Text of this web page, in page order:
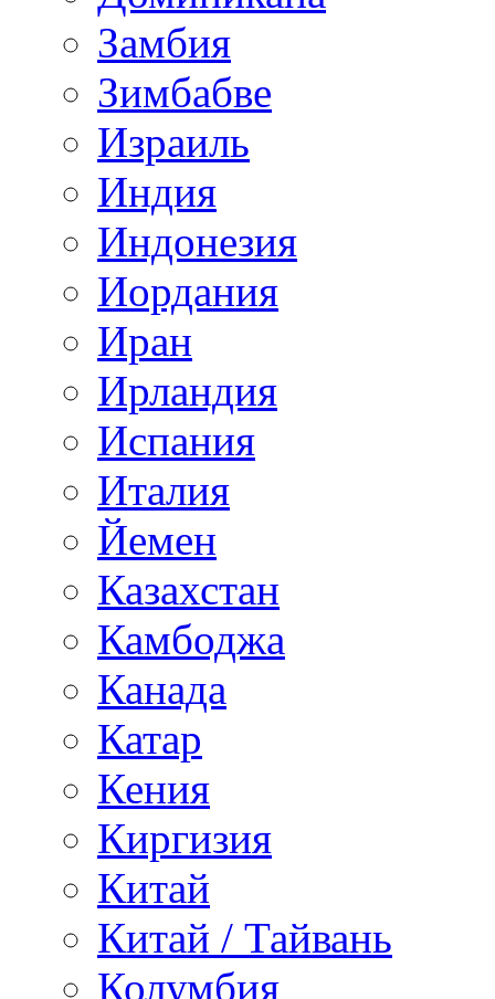
Замбия
Зимбабве
Израиль
Индия
Индонезия
Иордания
Иран
Ирландия
Испания
Италия
Йемен
Казахстан
Камбоджа
Канада
Катар
Кения
Киргизия
Китай
Китай / Тайвань
Колумбия